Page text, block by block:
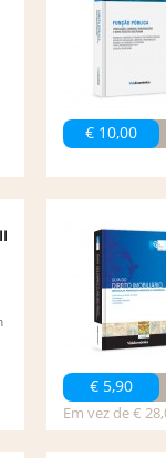
€ 10,00
€ 5,90
Em vez de €